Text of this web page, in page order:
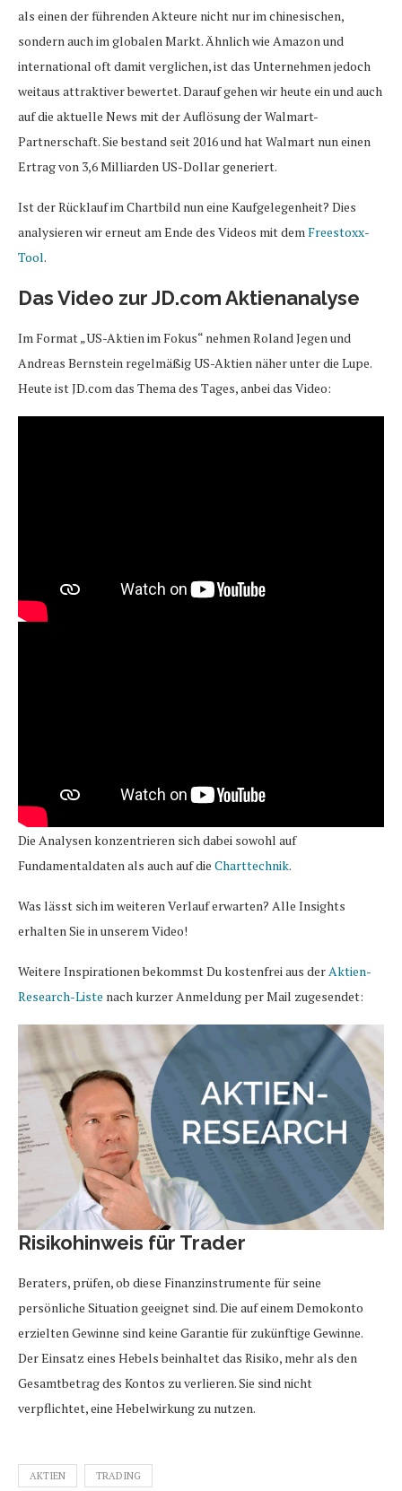
als einen der führenden Akteure nicht nur im chinesischen,
sondern auch im globalen Markt. Ähnlich wie Amazon und
international oft damit verglichen, ist das Unternehmen jedoch
weitaus attraktiver bewertet. Darauf gehen wir heute ein und auch
auf die aktuelle News mit der Auflösung der Walmart-
Partnerschaft. Sie bestand seit 2016 und hat Walmart nun einen
Ertrag von 3,6 Milliarden US-Dollar generiert.
Ist der Rücklauf im Chartbild nun eine Kaufgelegenheit? Dies
analysieren wir erneut am Ende des Videos mit dem Freestoxx-
Tool.
Das Video zur JD.com Aktienanalyse
Im Format „US-Aktien im Fokus“ nehmen Roland Jegen und
Andreas Bernstein regelmäßig US-Aktien näher unter die Lupe.
Heute ist JD.com das Thema des Tages, anbei das Video:
Die Analysen konzentrieren sich dabei sowohl auf
Fundamentaldaten als auch auf die Charttechnik.
Was lässt sich im weiteren Verlauf erwarten? Alle Insights
erhalten Sie in unserem Video!
Weitere Inspirationen bekommst Du kostenfrei aus der Aktien-
Research-Liste nach kurzer Anmeldung per Mail zugesendet:
Risikohinweis für Trader
Beraters, prüfen, ob diese Finanzinstrumente für seine
persönliche Situation geeignet sind. Die auf einem Demokonto
erzielten Gewinne sind keine Garantie für zukünftige Gewinne.
Der Einsatz eines Hebels beinhaltet das Risiko, mehr als den
Gesamtbetrag des Kontos zu verlieren. Sie sind nicht
verpflichtet, eine Hebelwirkung zu nutzen.
AKTIEN TRADING